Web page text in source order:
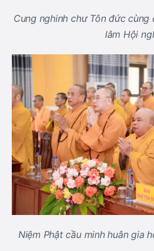
Cung nghinh chư Tôn đức cùng
lâm Hội
Niệm Phật cầu minh huân gia